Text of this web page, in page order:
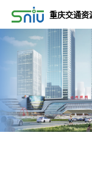
重庆交通资
2022-09-02
2022-09-02
2022-09-26